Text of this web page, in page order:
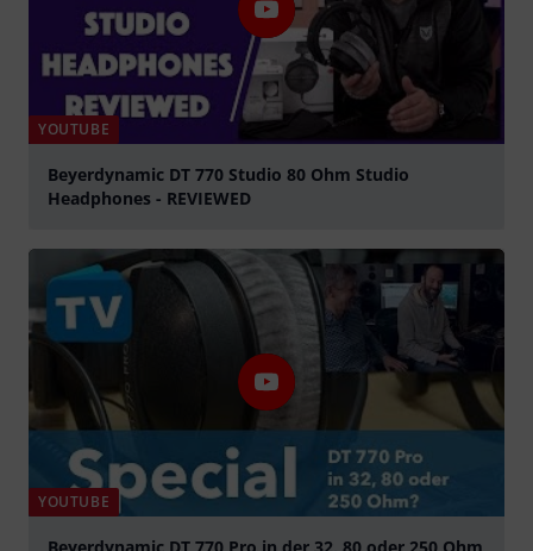
YOUTUBE
Beyerdynamic DT 770 Studio 80 Ohm Studio
Headphones - REVIEWED
YOUTUBE